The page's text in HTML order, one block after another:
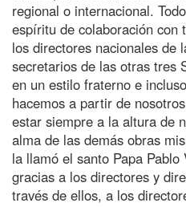
regional o internacional.
espíritu de colaboración con
los directores nacionales de
secretarios de las otras tres
en un estilo fraterno e
hacemos a partir de
estar siempre a la altura de
alma de las demás obras
la llamó el santo Papa Pablo
gracias a los directores y
través de ellos, a los